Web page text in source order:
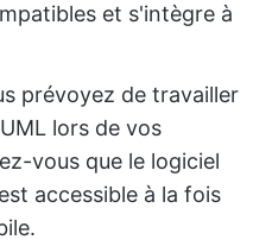
et s'intègre à
prévoyez de travailler
lors de vos
vous que le logiciel
accessible à la fois